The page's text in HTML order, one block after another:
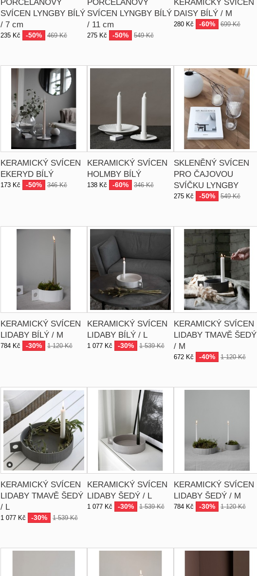
PORCELÁNOVÝ
SVÍCEN LYNGBY BÍLÝ
/ 7 cm
235 Kč -50% 469 Kč
PORCELÁNOVÝ
SVÍCEN LYNGBY BÍLÝ
/ 11 cm
275 Kč -50% 549 Kč
KERAMICKÝ SVÍCEN
DAISY BÍLÝ / M
280 Kč -60% 699 Kč
KERAMICKÝ SVÍCEN
EKERYD BÍLÝ
173 Kč -50% 346 Kč
KERAMICKÝ SVÍCEN
HOLMBY BÍLÝ
138 Kč -60% 346 Kč
SKLENĚNÝ SVÍCEN
PRO ČAJOVOU
SVÍČKU LYNGBY
275 Kč -50% 549 Kč
KERAMICKÝ SVÍCEN
LIDABY BÍLÝ / M
784 Kč -30% 1 120 Kč
KERAMICKÝ SVÍCEN
LIDABY BÍLÝ / L
1 077 Kč -30% 1 539 Kč
KERAMICKÝ SVÍCEN
LIDABY TMAVĚ ŠEDÝ
/ M
672 Kč -40% 1 120 Kč
KERAMICKÝ SVÍCEN
LIDABY TMAVĚ ŠEDÝ
/ L
1 077 Kč -30% 1 539 Kč
KERAMICKÝ SVÍCEN
LIDABY ŠEDÝ / L
1 077 Kč -30% 1 539 Kč
KERAMICKÝ SVÍCEN
LIDABY ŠEDÝ / M
784 Kč -30% 1 120 Kč